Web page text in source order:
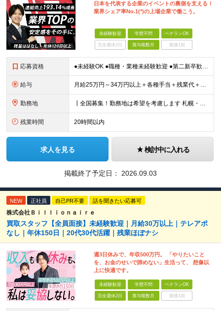
日本を代表する企業のイベントの裏側を支える！
業界シェア率No.1(*)の上場企業で働こう。
未経験歓迎 学歴不問 ベテランOK
完全週休2日 賞与複数月 面接1回
応募資格 ●未経験OK ●職種・業種未経験歓迎 ●第二新卒歓迎 ●学歴不問 ＜こんな方におすすめ！＞ ◎ホテル・アパレル・携帯販売など接客経験を活かしたい ◎「今の会社、この先が見えない」と感じている ◎上場
給与 月給25万円～34万円以上＋各種手当＋残業代＋賞与年2回（昨年度2～4ヶ月分） 初年度想定年収：350万円～ ＜クラス・経験別の月給目安＞ ■メンバークラス：月給25万円以上 ■店長やSVなどのマネ
勤務地 ┃全国募集！勤務地は希望を考慮します 札幌・仙台・東京・横浜・静岡・名古屋・大阪・京都・広島・福岡 募集 ※上記のほか、全国に拠点あり ※キャリアアップやキャリアシフトに伴う転勤も一部ありますが、基
残業時間 20時間以内
求人を見る 検討中に入れる
掲載終了予定日： 2026.09.03
NEW 正社員 自己PR不要 話を聞きたい応募可
株式会社Ｂｉｌｌｉｏｎａｉｒｅ
買取スタッフ【全員面接】未経験歓迎｜月給30万以上｜テレアポ
なし｜年休150日｜20代30代活躍｜残業ほぼナシ
週3日休みで、年収500万円。 「やりたいこと
を、お金のせいで諦めない」生活って、 想像以
上に快適です。
未経験歓迎 学歴不問 ベテランOK
完全週休2日 賞与複数月 面接1回